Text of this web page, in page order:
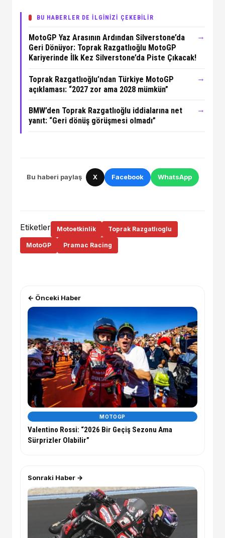
BU HABERLER DE İLGİNİZİ ÇEKEBİLİR
MotoGP Yaz Arasının Ardından Silverstone’da
Geri Dönüyor: Toprak Razgatlıoğlu MotoGP
Kariyerinde İlk Kez Silverstone’da Piste Çıkacak!
→
Toprak Razgatlıoğlu’ndan Türkiye MotoGP
açıklaması: “2027 zor ama 2028 mümkün”
→
BMW’den Toprak Razgatlıoğlu iddialarına net
yanıt: “Geri dönüş görüşmesi olmadı”
→
Bu haberi paylaş X Facebook WhatsApp
Etiketler Motoetkinlik Toprak Razgatlıoglu
MotoGP Pramac Racing
← Önceki Haber
MOTOGP
Valentino Rossi: “2026 Bir Geçiş Sezonu Ama
Sürprizler Olabilir”
Sonraki Haber →